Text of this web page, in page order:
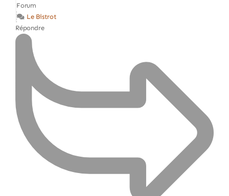
Forum
Le Bistrot
Répondre